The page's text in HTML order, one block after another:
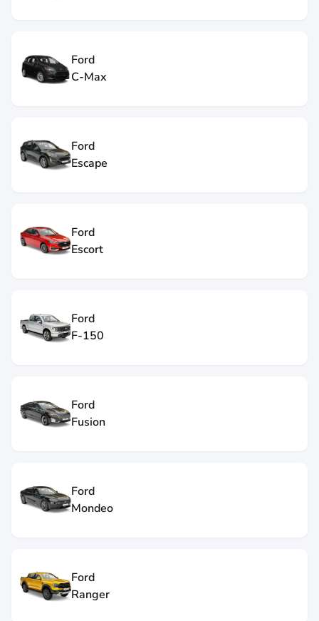
Ford
C-Max
Ford
Escape
Ford
Escort
Ford
F-150
Ford
Fusion
Ford
Mondeo
Ford
Ranger